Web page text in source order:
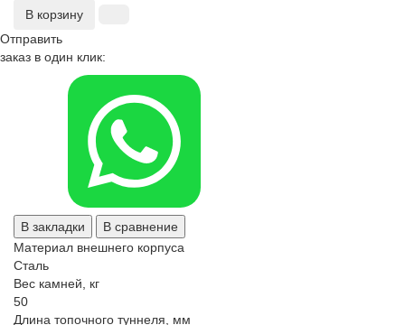
В корзину
Отправить
заказ в один клик:
В закладки
В сравнение
Материал внешнего корпуса
Сталь
Вес камней, кг
50
Длина топочного туннеля, мм